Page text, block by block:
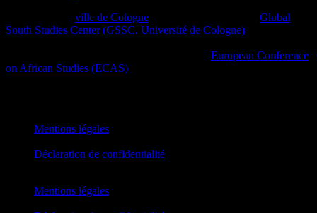
ville de Cologne
Global
South Studies Center (GSSC, Université de Cologne)
European Conference
on African Studies (ECAS)
Mentions légales
Déclaration de confidentialité
Mentions légales